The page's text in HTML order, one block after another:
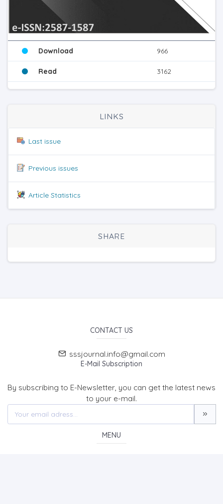
Download 966
Read 3162
LINKS
Last issue
Previous issues
Article Statistics
SHARE
CONTACT US
sssjournal.info@gmail.com
E-Mail Subscription
By subscribing to E-Newsletter, you can get the latest news
to your e-mail.
MENU